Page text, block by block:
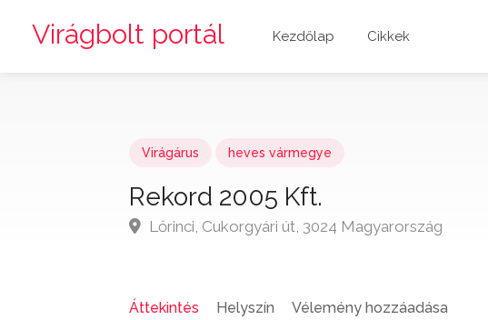
Virágbolt portál Kezdőlap Cikkek
Virágárus heves vármegye
Rekord 2005 Kft.
Lőrinci, Cukorgyári út, 3024 Magyarország
Áttekintés Helyszín Vélemény hozzáadása